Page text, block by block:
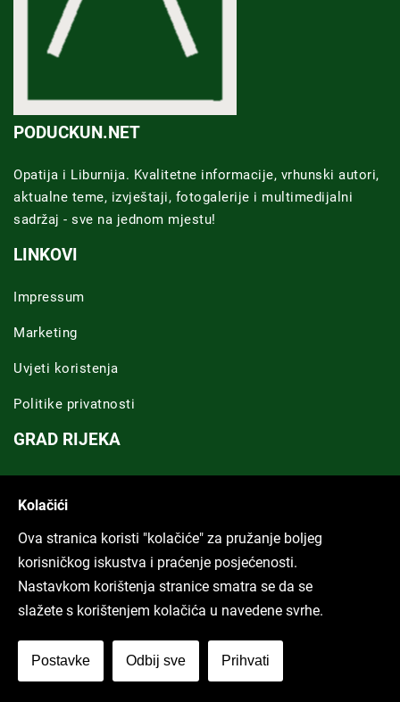
PODUCKUN.NET
Opatija i Liburnija. Kvalitetne informacije, vrhunski autori,
aktualne teme, izvještaji, fotogalerije i multimedijalni
sadržaj - sve na jednom mjestu!
LINKOVI
Impressum
Marketing
Uvjeti koristenja
Politike privatnosti
GRAD RIJEKA
ARHIVA TEKSTOVA
Svi tekstovi
Kolačići
Ova stranica koristi "kolačiće" za pružanje boljeg
korisničkog iskustva i praćenje posjećenosti.
Nastavkom korištenja stranice smatra se da se
slažete s korištenjem kolačića u navedene svrhe.
Postavke Odbij sve Prihvati